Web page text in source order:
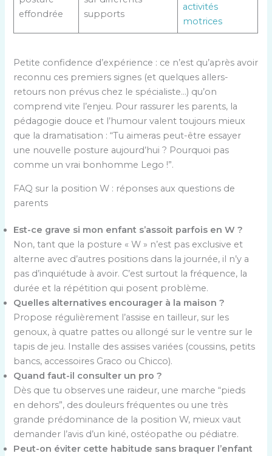
effondrée
supports
activités
motrices
Petite confidence d’expérience : ce n’est qu’après avoir
reconnu ces premiers signes (et quelques allers-
retours non prévus chez le spécialiste…) qu’on
comprend vite l’enjeu. Pour rassurer les parents, la
pédagogie douce et l’humour valent toujours mieux
que la dramatisation : “Tu aimeras peut-être essayer
une nouvelle posture aujourd’hui ? Pourquoi pas
comme un vrai bonhomme Lego !”.
FAQ sur la position W : réponses aux questions de
parents
Est-ce grave si mon enfant s’assoit parfois en W ?
Non, tant que la posture « W » n’est pas exclusive et
alterne avec d’autres positions dans la journée, il n’y a
pas d’inquiétude à avoir. C’est surtout la fréquence, la
durée et la répétition qui posent problème.
Quelles alternatives encourager à la maison ?
Propose régulièrement l’assise en tailleur, sur les
genoux, à quatre pattes ou allongé sur le ventre sur le
tapis de jeu. Installe des assises variées (coussins, petits
bancs, accessoires Graco ou Chicco).
Quand faut-il consulter un pro ?
Dès que tu observes une raideur, une marche “pieds
en dehors”, des douleurs fréquentes ou une très
grande prédominance de la position W, mieux vaut
demander l’avis d’un kiné, ostéopathe ou pédiatre.
Peut-on éviter cette habitude sans braquer l’enfant